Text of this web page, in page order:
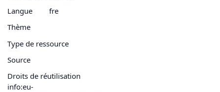
Langue
fre
Thème
Type de ressource
Source
Droits de réutilisation
info:eu-